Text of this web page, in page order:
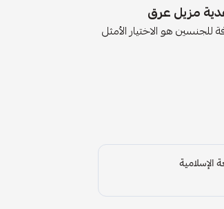
هو الاختيار الأمثل